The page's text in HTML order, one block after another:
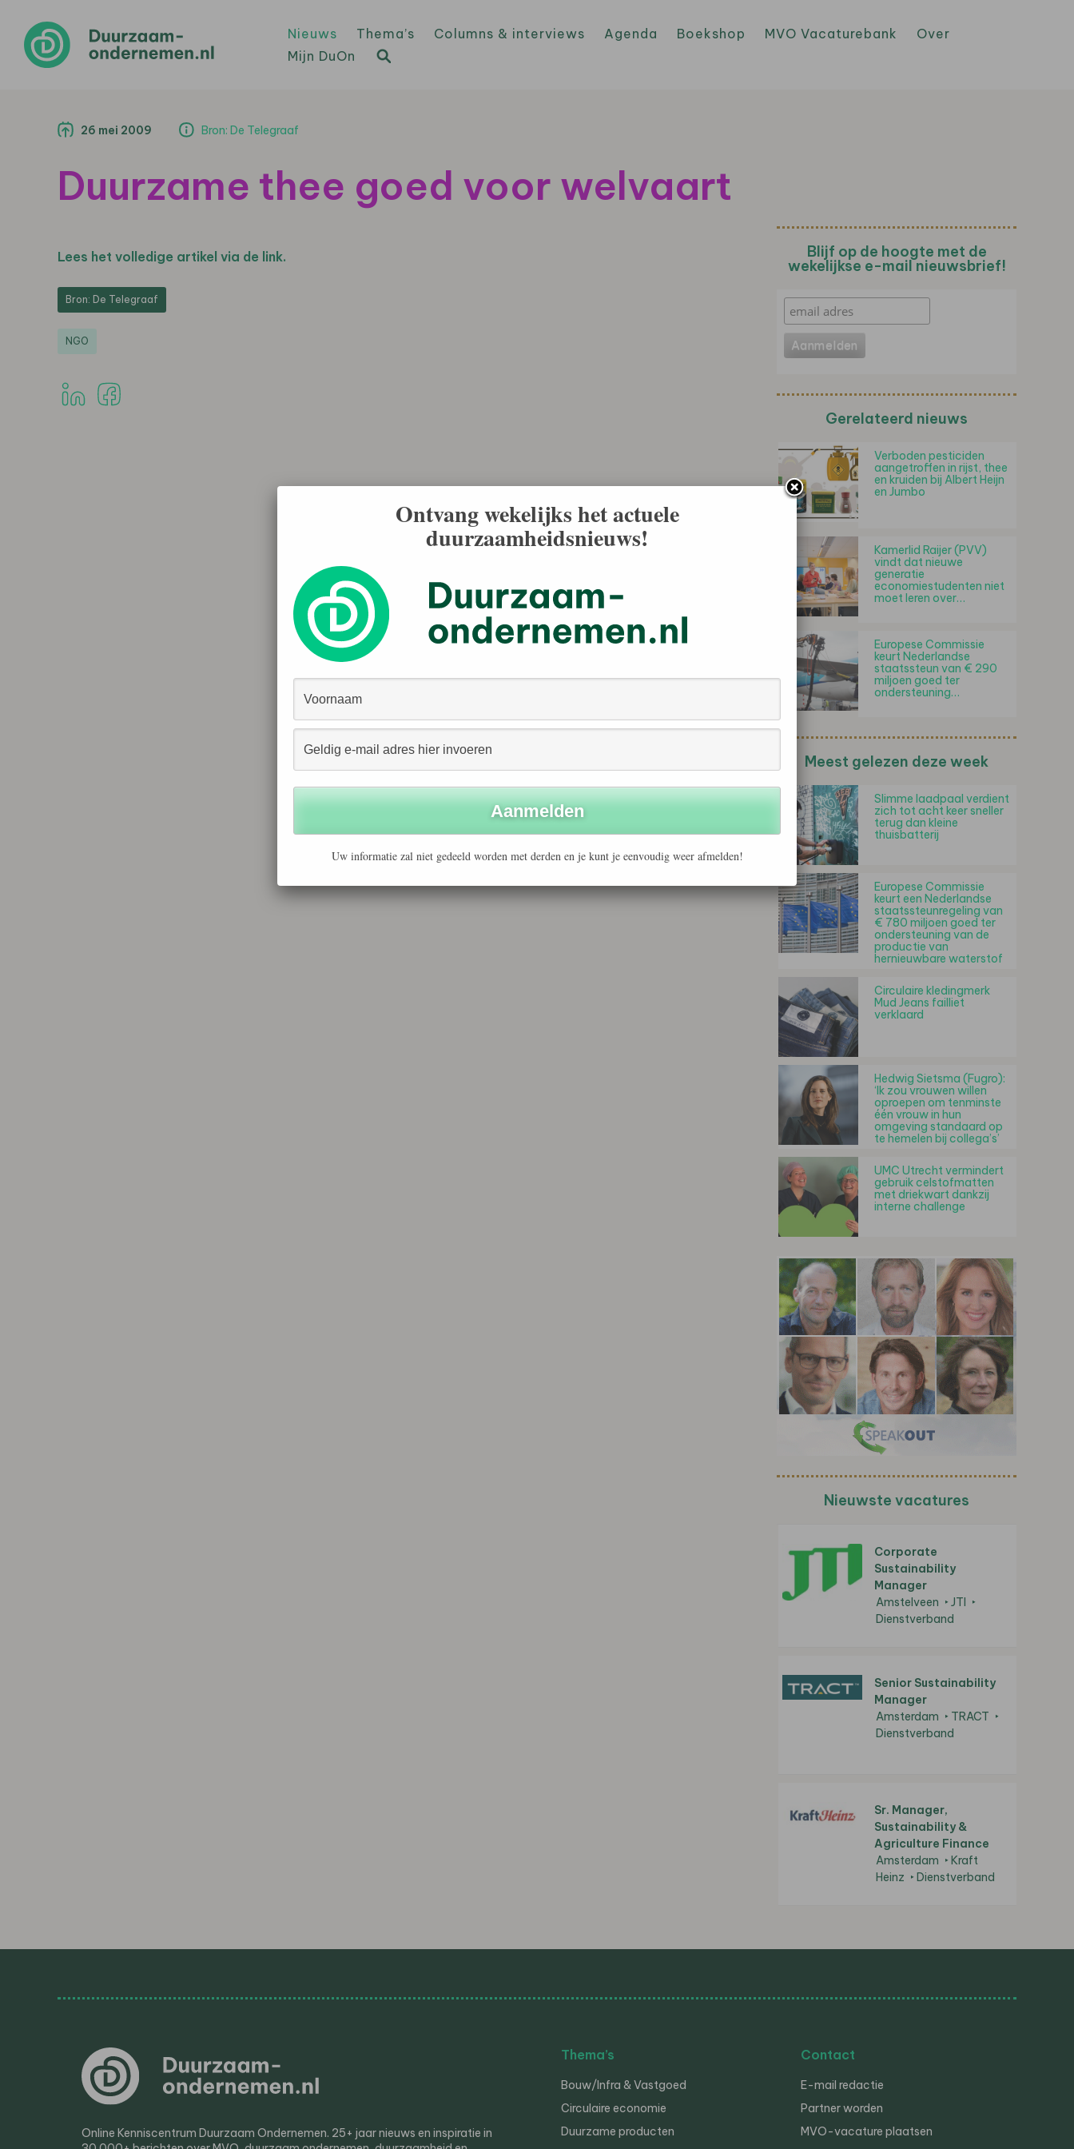
Nieuws Thema’s Columns & interviews Agenda Boekshop MVO Vacaturebank
Over
Mijn DuOn
26 mei 2009 Bron: De Telegraaf
Duurzame thee goed voor welvaart
Lees het volledige artikel via de link.
Bron: De Telegraaf
NGO
Blijf op de hoogte met de
wekelijkse e-mail nieuwsbrief!
Gerelateerd nieuws
Verboden pesticiden
aangetroffen in rijst, thee
en kruiden bij Albert Heijn
en Jumbo
Kamerlid Raijer (PVV)
vindt dat nieuwe
generatie
economiestudenten niet
moet leren over…
Europese Commissie
keurt Nederlandse
staatssteun van € 290
miljoen goed ter
ondersteuning…
Meest gelezen deze week
Slimme laadpaal verdient
zich tot acht keer sneller
terug dan kleine
thuisbatterij
Europese Commissie
keurt een Nederlandse
staatssteunregeling van
€ 780 miljoen goed ter
ondersteuning van de
productie van
hernieuwbare waterstof
Circulaire kledingmerk
Mud Jeans failliet
verklaard
Hedwig Sietsma (Fugro):
‘Ik zou vrouwen willen
oproepen om tenminste
één vrouw in hun
omgeving standaard op
te hemelen bij collega’s’
UMC Utrecht vermindert
gebruik celstofmatten
met driekwart dankzij
interne challenge
Nieuwste vacatures
Corporate
Sustainability
Manager
Amstelveen
JTI
Dienstverband
Senior Sustainability
Manager
Amsterdam
TRACT
Dienstverband
Sr. Manager,
Sustainability &
Agriculture Finance
Amsterdam
Kraft
Heinz
Dienstverband
Online Kenniscentrum Duurzaam Ondernemen. 25+ jaar nieuws en inspiratie in
Thema’s
Bouw/Infra & Vastgoed
Circulaire economie
Duurzame producten
Contact
E-mail redactie
Partner worden
MVO-vacature plaatsen
Ontvang wekelijks het actuele
duurzaamheidsnieuws!
Uw informatie zal niet gedeeld worden met derden en je kunt je eenvoudig weer afmelden!